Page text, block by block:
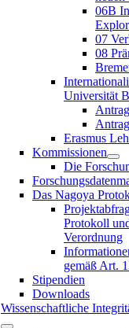
06B
07
08
Universität
Erasmus
Kommissionen
Die
Das Nagoya
Protokoll
Verordnung
gemäß Art.
Stipendien
Downloads
Wissenschaftliche